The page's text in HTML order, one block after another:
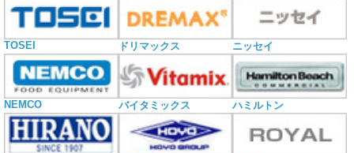
TOSEI ドリマックス ニッセイ
NEMCO バイタミックス ハミルトン